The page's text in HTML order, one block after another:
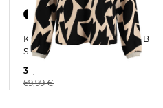
Key Largo | Damen Bluse WB
SHAPE
35,99 €
69,99 €